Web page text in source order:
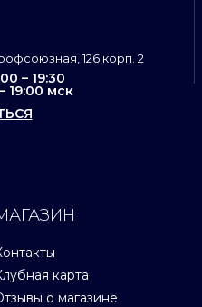
карта
о магазине
126 корп. 2
– 19:30
19:00 мск